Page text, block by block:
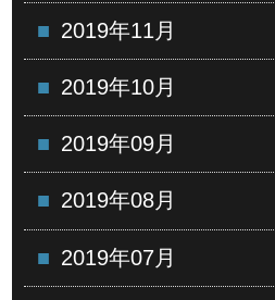
2019年11月
2019年10月
2019年09月
2019年08月
2019年07月